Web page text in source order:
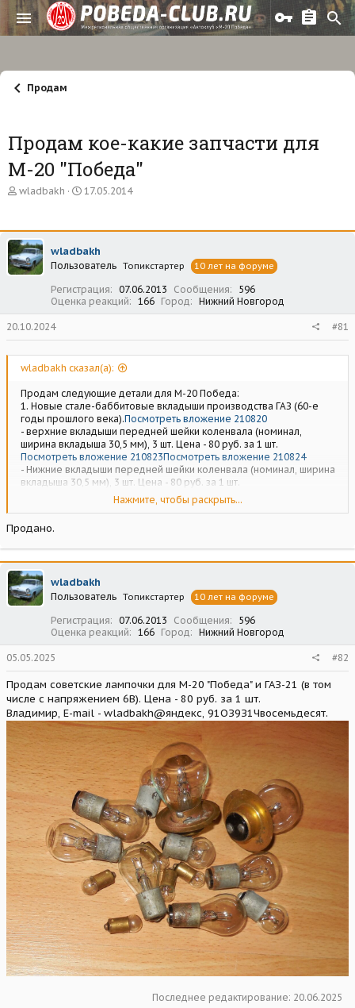
Продам
Продам кое-какие запчасти для
М-20 "Победа"
А
о
р
т
е
wladbakh
Д
а
а
ч
л
а
17.05.2014
wladbakh
Пользователь Топикстартер 10 лет на форуме
Регистрация 07.06.2013 Сообщения
596
Оценка реакций
166 Город Нижний Новгород
20.10.2024 #81
wladbakh сказал(а):
Продам следующие детали для М-20 Победа:
1. Новые стале-баббитовые вкладыши производства ГАЗ (60-е
годы прошлого века).Посмотреть вложение 210820
- верхние вкладыши передней шейки коленвала (номинал,
ширина вкладыша 30,5 мм), 3 шт. Цена - 80 руб. за 1 шт.
Посмотреть вложение 210823Посмотреть вложение 210824
- Нижние вкладыши передней шейки коленвала (номинал, ширина
вкладыша 30,5 мм), 3 шт. Цена - 80 руб. за 1 шт.
Посмотреть вложение 210825
- верхний вкладыш передней шейки коленвала (ремонт 0,25 мм,
Посмотреть вложение 210827
Посмотреть вложение 210828
- нижний вкладыш средних шеек коленвала (ремонт 0,25 мм,
ширина вкладыша 26 мм), 1 шт. Цена - 100 руб.
Посмотреть вложение 210829
Посмотреть вложение 210830
- верхний вкладыш задней шейки коленвала (ремонт 0,25 мм,
ширина вкладыша 42,5 мм), 1 шт. Цена - 120 руб.
Посмотреть вложение 210832
Посмотреть вложение 210833
Нажмите, чтобы раскрыть...
Продано.
wladbakh
Пользователь Топикстартер 10 лет на форуме
Регистрация 07.06.2013 Сообщения
596
Оценка реакций
166 Город Нижний Новгород
05.05.2025 #82
Продам советские лампочки для М-20 "Победа" и ГАЗ-21 (в том
числе с напряжением 6В). Цена - 80 руб. за 1 шт.
Владимир, E-mail - wladbakh@яндекс, 91ОЗ9З1Чвосемьдесят.
Последнее редактирование: 20.06.2025